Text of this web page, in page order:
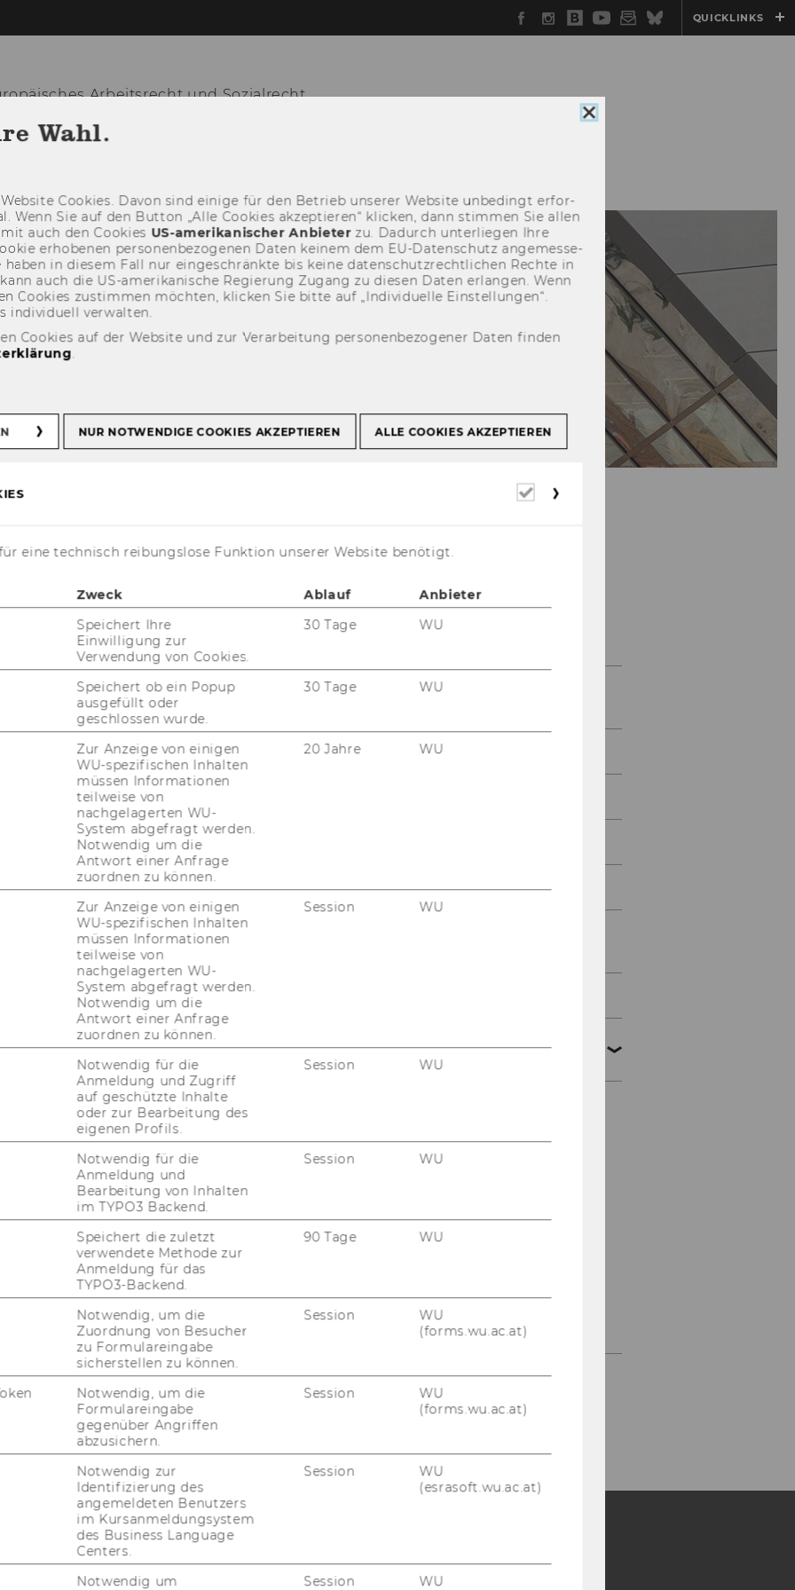
Facebook
Instagram
WU
Blog
YouTube
Newsletter
BlueskyQUICKLINKS
Arbeitsrecht und Sozialrecht
KONTAKT
Geburtstag Prof.
Fest­saal ein Sym­po­si­on an­läss­lich des 65.
Dr. Franz Mar­hold, Vor­stand des In­sti­tuts
Ar­beits­recht und So­zi­al­recht,
der Ein­la­dung ge­folgt. Nach der Eu­
Vi­ze­rek­tor Univ.-Prof. Dr. Ha­rald Ba­
Mag. Elmar Pichl.
Henss­ler (Uni­ver­si­tät Köln), die Lau­
(Uni­ver­si­tät Salz­burg). Die über 900
mit 75 Bei­trä­gen, ver­fasst in vier Spra­chen
Län­dern, wurde Franz Mar­hold
Dr. Eli­sa­beth Brames­hu­ber (Uni­ver­si­
Mi­cha­el Fried­rich (Uni­ver­si­tät Graz) und Vi­
Karl (PH Stei­er­mark und Uni­ver­si­tät
Rah­men gaben der Feier die Wie­
Mar­tin Kubik, Tho­mas Hajek und
Obo­en­quar­tett in F Dur, KV 370, spiel­
Veranstaltungen
Kommende
Arbeitsrechtstag
KI-Tagung
Veranstaltungen
Festveranstaltung - 50
NewsletterBluesky
Cookie
Wahl.
Coo­kies. Davon sind ei­ni­ge für den Be­trieb un­se­rer Web­site un­be­dingt er­for­
Wenn Sie auf den But­ton „Alle Coo­kies ak­zep­tie­ren“ kli­cken, dann stim­men Sie allen
auch den Coo­kies US-​amerikanischer An­bie­terzu. Da­durch un­ter­lie­gen Ihre
er­ho­be­nen per­so­nen­be­zo­ge­nen Daten kei­nem dem EU-​Datenschutz an­ge­mes­se­
haben in die­sem Fall nur ein­ge­schränk­te bis keine da­ten­schutz­recht­li­chen Rech­te in
auch die US-​amerikanische Re­gie­rung Zu­gang zu die­sen Daten er­lan­gen. Wenn
Coo­kies zu­stim­men möch­ten, kli­cken Sie bitte auf „In­di­vi­du­el­le Ein­stel­lun­gen“.
in­di­vi­du­ell ver­wal­ten.
Cookies auf der Website und zur Verarbeitung personenbezogener Daten finden
.
NUR NOTWENDIGE COOKIES AKZEPTIEREN ALLE COOKIES AKZEPTIEREN
Erforderliche
eine technisch reibungslose Funktion unserer Website benötigt.
Zweck Ablauf
Anbieter
Speichert Ihre
Einwilligung zur
Verwendung von Cookies.
30 Tage WU
Speichert ob ein Popup
ausgefüllt oder
geschlossen wurde.
30 Tage WU
Zur Anzeige von einigen
WU-spezifischen Inhalten
müssen Informationen
teilweise von
nachgelagerten WU-
System abgefragt werden.
Notwendig um die
Antwort einer Anfrage
zuordnen zu können.
20 Jahre WU
Zur Anzeige von einigen
WU-spezifischen Inhalten
müssen Informationen
teilweise von
nachgelagerten WU-
System abgefragt werden.
Notwendig um die
Antwort einer Anfrage
zuordnen zu können.
Session WU
Notwendig für die
Anmeldung und Zugriff
auf geschützte Inhalte
oder zur Bearbeitung des
eigenen Profils.
Session WU
Notwendig für die
Anmeldung und
Bearbeitung von Inhalten
im TYPO3 Backend.
Session WU
Speichert die zuletzt
verwendete Methode zur
Anmeldung für das
TYPO3-Backend.
90 Tage WU
Notwendig, um die
Zuordnung von Besucher
zu Formulareingabe
sicherstellen zu können.
Session
WU
(forms.wu.ac.at)
Notwendig, um die
Formulareingabe
gegenüber Angriffen
abzusichern.
Session
WU
(forms.wu.ac.at)
Notwendig zur
Identifizierung des
angemeldeten Benutzers
im Kursanmeldungsystem
des Business Language
Centers.
Session
WU
(esrasoft.wu.ac.at)
Notwendig um
Session
WU